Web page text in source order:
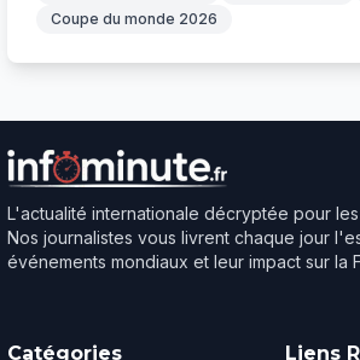
Coupe du monde 2026
L'actualité internationale décryptée pour
Nos journalistes vous livrent chaque jour
événements mondiaux et leur impact sur la
Catégories Liens